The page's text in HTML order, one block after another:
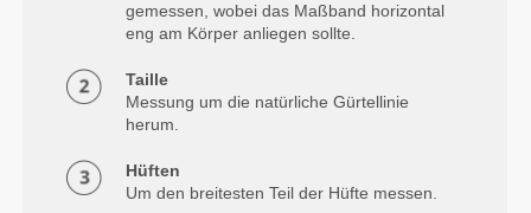
gemessen, wobei das Maßband horizontal
eng am Körper anliegen sollte.
Taille
Messung um die natürliche Gürtellinie
herum.
Hüften
Um den breitesten Teil der Hüfte messen.